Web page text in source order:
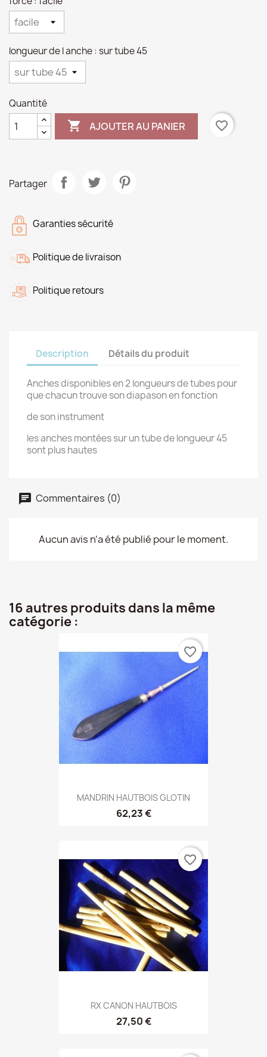
longueur de l anche : sur tube 45
Quantité
 AJOUTER AU PANIER favorite_border
Partager
Garanties sécurité
Politique de livraison
Politique retours
Description Détails du produit
Anches disponibles en 2 longueurs de tubes pour
que chacun trouve son diapason en fonction
de son instrument
les anches montées sur un tube de longueur 45
sont plus hautes
Commentaires (0)
Aucun avis n'a été publié pour le moment.
16 autres produits dans la même
catégorie :
MANDRIN HAUTBOIS GLOTIN
62,23 €
favorite_border
RX CANON HAUTBOIS
27,50 €
favorite_border